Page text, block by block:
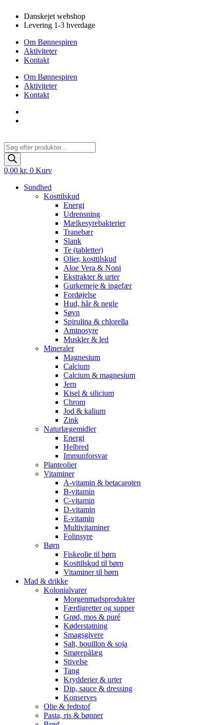
indhold
Danskejet webshop
Levering 1-3 hverdage
Om Bønnespiren
Aktiviteter
Kontakt
Om Bønnespiren
Aktiviteter
Kontakt
Products
search
0,00 kr. 0 Kurv
Sundhed
Kosttilskud
Energi
Udrensning
Mælkesyrebakterier
Tranebær
Slank
Te (tabletter)
Olier, kosttilskud
Aloe Vera & Noni
Ekstrakter & urter
Gurkemeje & ingefær
Fordøjelse
Hud, hår & negle
Søvn
Spirulina & chlorella
Aminosyre
Muskler & led
Mineraler
Magnesium
Calcium
Calcium & magnesium
Jern
Kisel & silicium
Chrom
Jod & kalium
Zink
Naturlægemidler
Energi
Helbred
Immunforsvar
Planteolier
Vitaminer
A-vitamin & betacaroten
B-vitamin
C-vitamin
D-vitamin
E-vitamin
Multivitaminer
Folinsyre
Børn
Fiskeolie til børn
Kosttilskud til børn
Vitaminer til børn
Mad & drikke
Kolonialvarer
Morgenmadsprodukter
Færdigretter og supper
Grød, mos & puré
Køderstatning
Smagsgivere
Salt, bouillon & soja
Smørepålæg
Stivelse
Tang
Krydderier & urter
Dip, sauce & dressing
Konserves
Olie & fedtstof
Pasta, ris & bønner